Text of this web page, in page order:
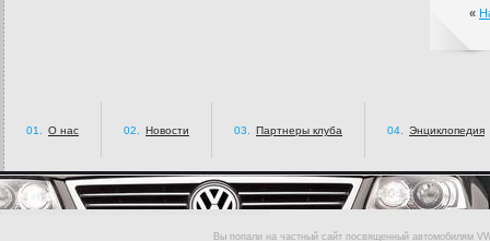
«
01. О нас 02. Новости 03. Партнеры клуба 04. Энциклопедия
Вы попали на частный сайт посвященный автомобилям